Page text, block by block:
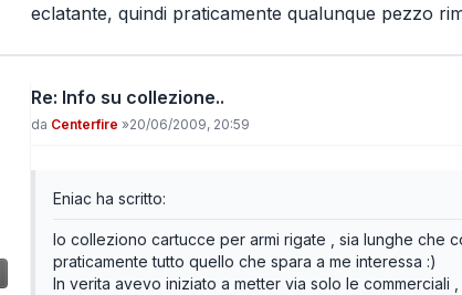
eclatante, quindi praticamente qualunque pezzo
Re: Info su collezione..
Messaggio
da Centerfire »20/06/2009, 20:59
Eniac ha scritto:
Io colleziono cartucce per armi rigate , sia lunghe che
praticamente tutto quello che spara a me interessa :)
In verita avevo iniziato a metter via solo le